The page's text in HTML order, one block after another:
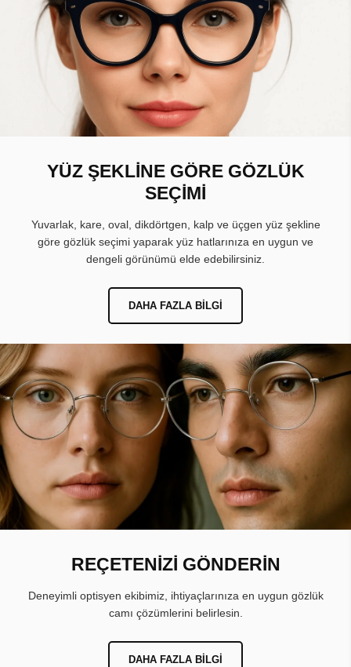
YÜZ ŞEKLİNE GÖRE GÖZLÜK
SEÇİMİ
Yuvarlak, kare, oval, dikdörtgen, kalp ve üçgen yüz şekline
göre gözlük seçimi yaparak yüz hatlarınıza en uygun ve
dengeli görünümü elde edebilirsiniz.
DAHA FAZLA BILGI
REÇETENİZİ GÖNDERİN
Deneyimli optisyen ekibimiz, ihtiyaçlarınıza en uygun gözlük
camı çözümlerini belirlesin.
DAHA FAZLA BILGI